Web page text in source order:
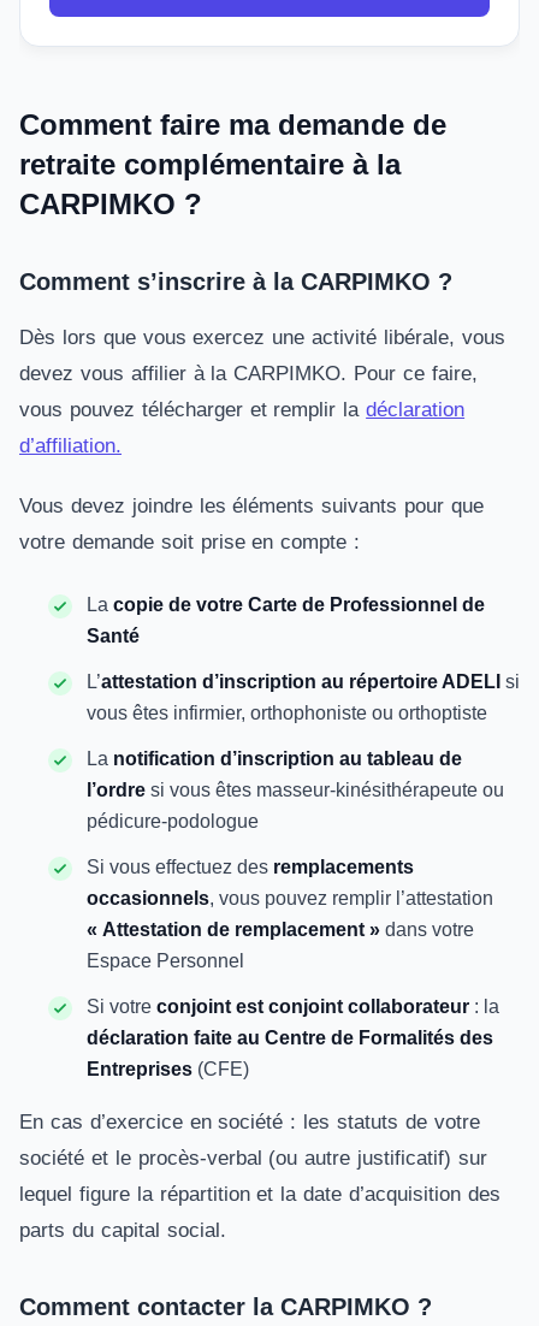
Comment faire ma demande de
retraite complémentaire à la
CARPIMKO ?
Comment s’inscrire à la CARPIMKO ?
Dès lors que vous exercez une activité libérale, vous
devez vous affilier à la CARPIMKO. Pour ce faire,
vous pouvez télécharger et remplir ladéclaration
d’affiliation.
Vous devez joindre les éléments suivants pour que
votre demande soit prise en compte :
La copie de votre Carte de Professionnel de
Santé
L’attestation d’inscription au répertoire ADELI si
vous êtes infirmier, orthophoniste ou orthoptiste
La notification d’inscription au tableau de
l’ordre si vous êtes masseur-kinésithérapeute ou
pédicure-podologue
Si vous effectuez des remplacements
occasionnels, vous pouvez remplir l’attestation
« Attestation de remplacement » dans votre
Espace Personnel
Si votre conjoint est conjoint collaborateur : la
déclaration faite au Centre de Formalités des
Entreprises (CFE)
En cas d’exercice en société : les statuts de votre
société et le procès-verbal (ou autre justificatif) sur
lequel figure la répartition et la date d’acquisition des
parts du capital social.
Comment contacter la CARPIMKO ?